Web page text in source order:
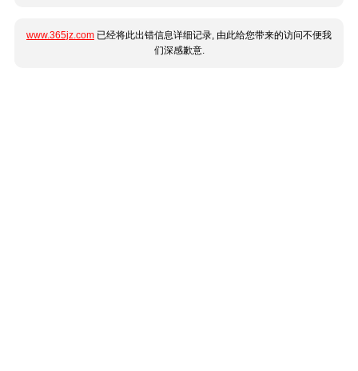
www.365jz.com 已经将此出错信息详细记录, 由此给您带来的访问不便我
们深感歉意.